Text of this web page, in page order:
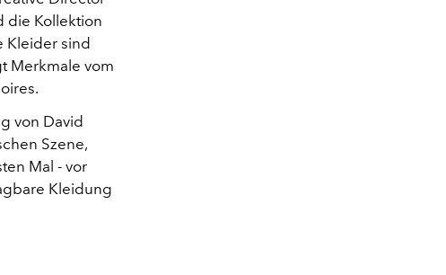
die Kollektion
Kleider sind
Merkmale vom
von David
Szene,
Mal - vor
Kleidung